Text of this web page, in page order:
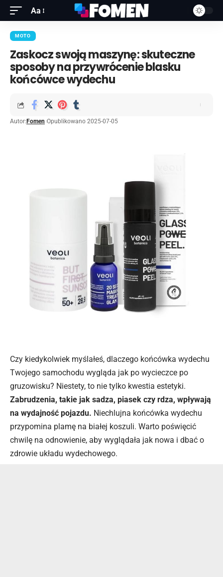
Aa
MOTO
Zaskocz swoją maszynę: skuteczne
sposoby na przywrócenie blasku
końcówce wydechu
Autor: Fomen Opublikowano 2025-07-05
Czy kiedykolwiek myślałeś, dlaczego końcówka wydechu
Twojego samochodu wygląda jak po wycieczce po
gruzowisku? Niestety, to nie tylko kwestia estetyki.
Zabrudzenia, takie jak sadza, piasek czy rdza, wpływają
na wydajność pojazdu. Niechlujna końcówka wydechu
przypomina plamę na białej koszuli. Warto poświęcić
chwilę na odnowienie, aby wyglądała jak nowa i dbać o
zdrowie układu wydechowego.